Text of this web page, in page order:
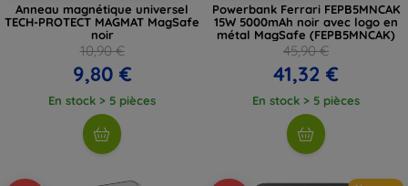
Anneau magnétique universel
TECH-PROTECT MAGMAT MagSafe
noir
10,90 €
9,80 €
En stock > 5 pièces
Powerbank Ferrari FEPB5MNCAK
15W 5000mAh noir avec logo en
métal MagSafe (FEPB5MNCAK)
45,90 €
41,32 €
En stock > 5 pièces